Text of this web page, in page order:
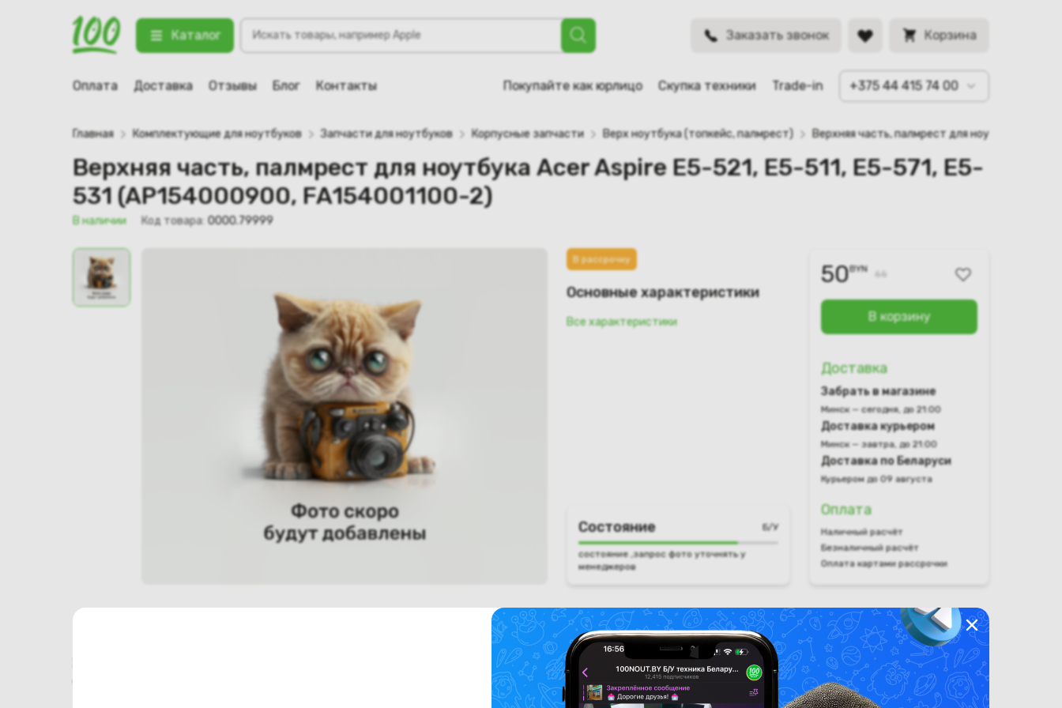
Каталог
товаров
Заказать звонок Корзина
Оплата Доставка Отзывы Блог Контакты Покупайте как юрлицо Скупка техники Trade-in +375 44 415 74 00
Верхняя часть, палмрест для ноутбука Acer Aspire E5-521, E5-511, E5-571, E5-531 (AP154000900, FA154001100-
2)
BYN
Главная Комплектующие для ноутбуков Запчасти для ноутбуков Корпусные запчасти Верх ноутбука (топкейс, палмрест) Верхняя часть, палмрест для ноутбука Acer
Верхняя часть, палмрест для ноутбука Acer Aspire E5-521, E5-511, E5-571, E5-
531 (AP154000900, FA154001100-2)
В наличии Код товара: 0000.79999
В рассрочку
Основные характеристики
Все характеристики
Состояние Б/У
состояние ,запрос фото уточнять у
менеджеров
50BYN
В корзину
Доставка
Забрать в магазине
Минск — сегодня, до 21:00
Доставка курьером
Минск — завтра, до 21:00
Доставка по Беларуси
Курьером до 09 августа
Оплата
Наличный расчёт
Безналичный расчёт
Оплата картами рассрочки